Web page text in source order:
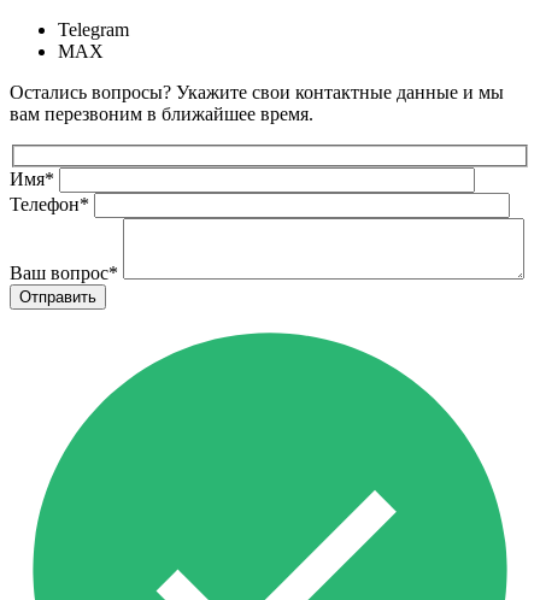
Telegram
MAX
Остались вопросы? Укажите свои контактные данные и мы
вам перезвоним в ближайшее время.
Имя*
Телефон*
Ваш вопрос*